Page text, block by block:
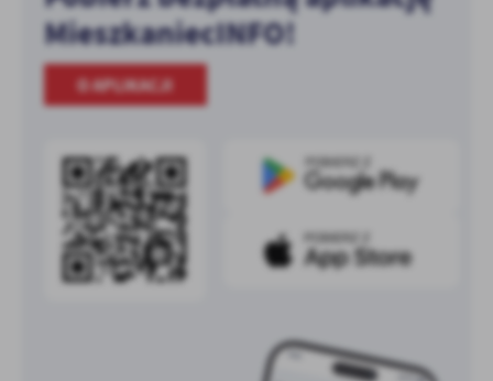
MieszkaniecINFO!
O APLIKACJI